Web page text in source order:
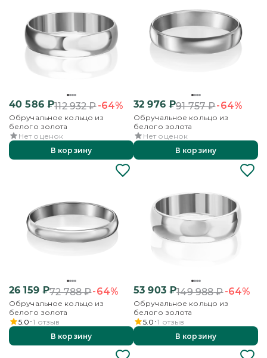
40 586₽112 932₽-64%
Обручальное кольцо из
белого золота
Нет оценок
В корзину
32 976₽91 757₽-64%
Обручальное кольцо из
белого золота
Нет оценок
В корзину
26 159₽72 788₽-64%
Обручальное кольцо из
белого золота
5.0 1 отзыв
В корзину
53 903₽149 988₽-64%
Обручальное кольцо из
белого золота
5.0 1 отзыв
В корзину